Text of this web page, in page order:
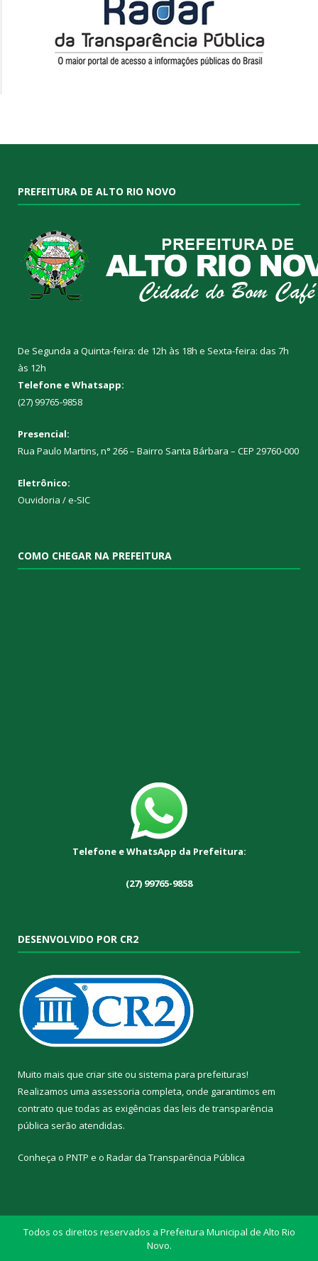
PREFEITURA DE ALTO RIO NOVO
De Segunda a Quinta-feira: de 12h às 18h e Sexta-feira: das 7h
às 12h
Telefone e Whatsapp:
(27) 99765-9858
Presencial:
Rua Paulo Martins, n° 266 – Bairro Santa Bárbara – CEP 29760-000
Eletrônico:
Ouvidoria /e-SIC
COMO CHEGAR NA PREFEITURA
Telefone e WhatsApp da Prefeitura:
(27) 99765-9858
DESENVOLVIDO POR CR2
Muito mais que criar site ou sistema para prefeituras!
Realizamos uma assessoria completa, onde garantimos em
contrato que todas as exigências das leis de transparência
pública serão atendidas.
Conheça o PNTP e o Radar da Transparência Pública
Todos os direitos reservados a Prefeitura Municipal de Alto Rio
Novo.